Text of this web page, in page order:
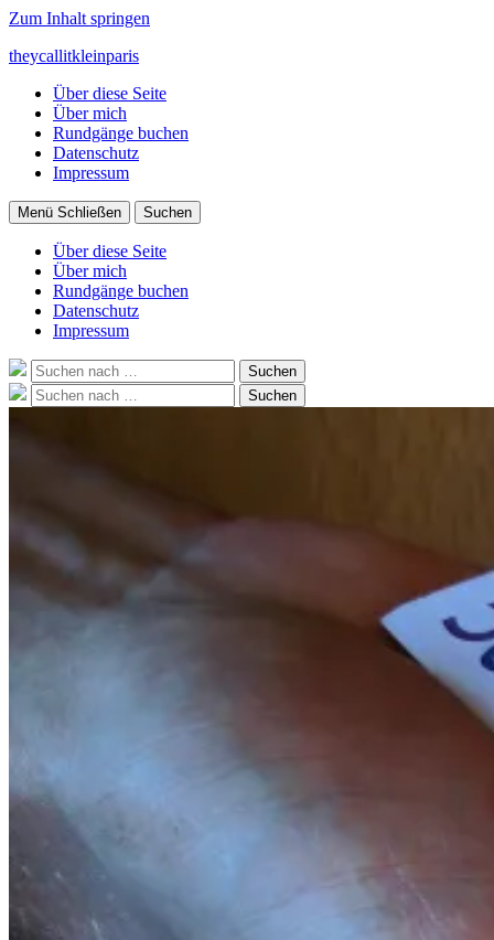
Zum Inhalt springen
theycallitkleinparis
Über diese Seite
Über mich
Rundgänge buchen
Datenschutz
Impressum
Menü Schließen Suchen
Über diese Seite
Über mich
Rundgänge buchen
Datenschutz
Impressum
Suche
nach:
Suchen
Suche
nach:
Suchen